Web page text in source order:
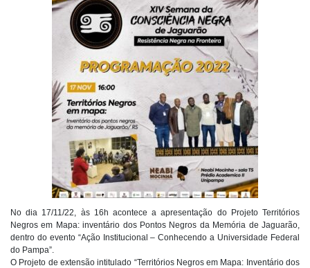
No dia 17/11/22, às 16h acontece a apresentação do Projeto Territórios
Negros em Mapa: inventário dos Pontos Negros da Memória de Jaguarão,
dentro do evento “Ação Institucional – Conhecendo a Universidade Federal
do Pampa”.
O Projeto de extensão intitulado “Territórios Negros em Mapa: Inventário dos